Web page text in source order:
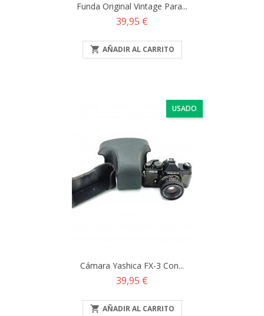
Funda Original Vintage Para...
Precio
39,95 €
 AÑADIR AL CARRITO
USADO
Cámara Yashica FX-3 Con...
Precio
39,95 €
 AÑADIR AL CARRITO